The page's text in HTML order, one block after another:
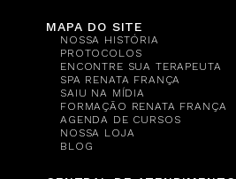
MAPA DO SITE
NOSSA HISTÓRIA
PROTOCOLOS
ENCONTRE SUA TERAPEUTA
SPA RENATA FRANÇA
SAIU NA MÍDIA
FORMAÇÃO RENATA FRANÇA
AGENDA DE CURSOS
NOSSA LOJA
BLOG